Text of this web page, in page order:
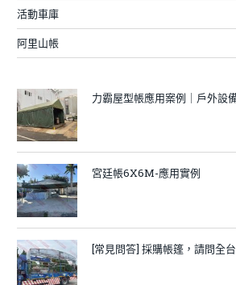
活動車庫
阿里山帳
力霸屋型帳應用案例｜戶外設
宮廷帳6X6M-應用實例
[常見問答] 採購帳篷，請問全